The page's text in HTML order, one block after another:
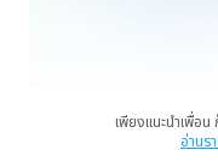
เพียงแนะนำเพื่อ
อ่านร